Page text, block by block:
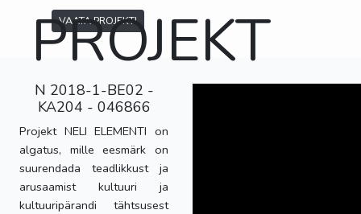
VAATA PROJEKTI
PROJEKT
N 2018-1-BE02 -
KA204 - 046866
Projekt NELI ELEMENTI on
algatus, mille eesmärk on
suurendada teadlikkust ja
arusaamist kultuuri ja
kultuuripärandi tähtsusest